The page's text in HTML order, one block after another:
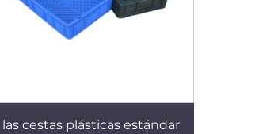
las cestas plásticas estándar